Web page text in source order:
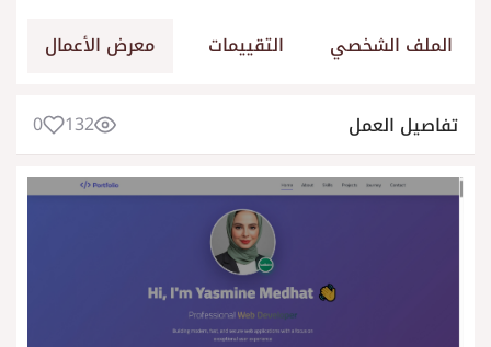
الملف الشخصي التقييمات معرض الأعمال
تفاصيل العمل 132
0